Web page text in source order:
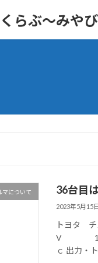
らぶ～みや
マについて 36台目
2023年5月15
トヨタ
V 1997年
ｃ 出力・